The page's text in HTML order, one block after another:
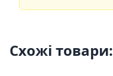
Схожі товари: